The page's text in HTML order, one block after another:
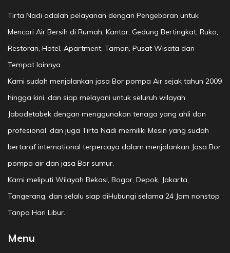
Tirta Nadi adalah pelayanan dengan Pengeboran untuk
Mencari Air Bersih di Rumah, Kantor, Gedung Bertingkat, Ruko,
Restoran, Hotel, Apartment, Taman, Pusat Wisata dan
Tempat lainnya.
Kami sudah menjalankan jasa Bor pompa Air sejak tahun 2009
hingga kini, dan siap melayani untuk seluruh wilayah
Jabodetabek dengan menggunakan tenaga yang ahli dan
profesional, dan juga Tirta Nadi memiliki Mesin yang sudah
bertaraf international terpercaya dalam menjalankan Jasa Bor
pompa air dan jasa Bor sumur.
Kami meliputi Wilayah Bekasi, Bogor, Depok, Jakarta,
Tangerang, dan selalu siap diHubungi selama 24 Jam nonstop
Tanpa Hari Libur.
Menu